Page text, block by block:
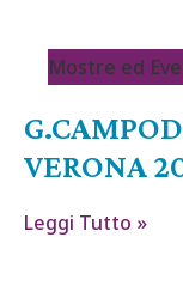
Mostre ed
VERONA
Leggi Tutto »